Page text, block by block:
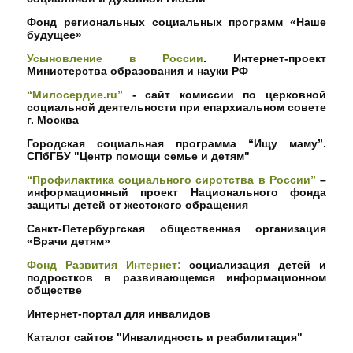
Фонд региональных социальных программ «Наше
будущее»
Усыновление в России. Интернет-проект
Министерства образования и науки РФ
“Милосердие.ru” - cайт комиссии по церковной
социальной деятельности при епархиальном совете
г. Москва
Городская социальная программа “Ищу маму”.
СПбГБУ "Центр помощи семье и детям"
“Профилактика социального сиротства в России” –
информационный проект Национального фонда
защиты детей от жестокого обращения
Санкт-Петербургская общественная организация
«Врачи детям»
Фонд Развития Интернет: социализация детей и
подростков в развивающемся информационном
обществе
Интернет-портал для инвалидов
Каталог сайтов "Инвалидность и реабилитация"